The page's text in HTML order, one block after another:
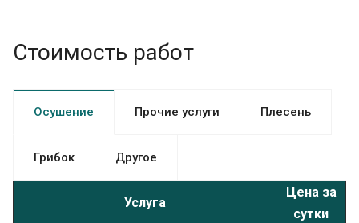
Стоимость работ
Осушение Прочие услуги Плесень
Грибок Другое
Услуга
Цена за
сутки